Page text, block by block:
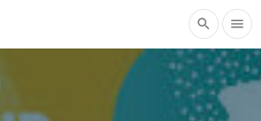
search menu